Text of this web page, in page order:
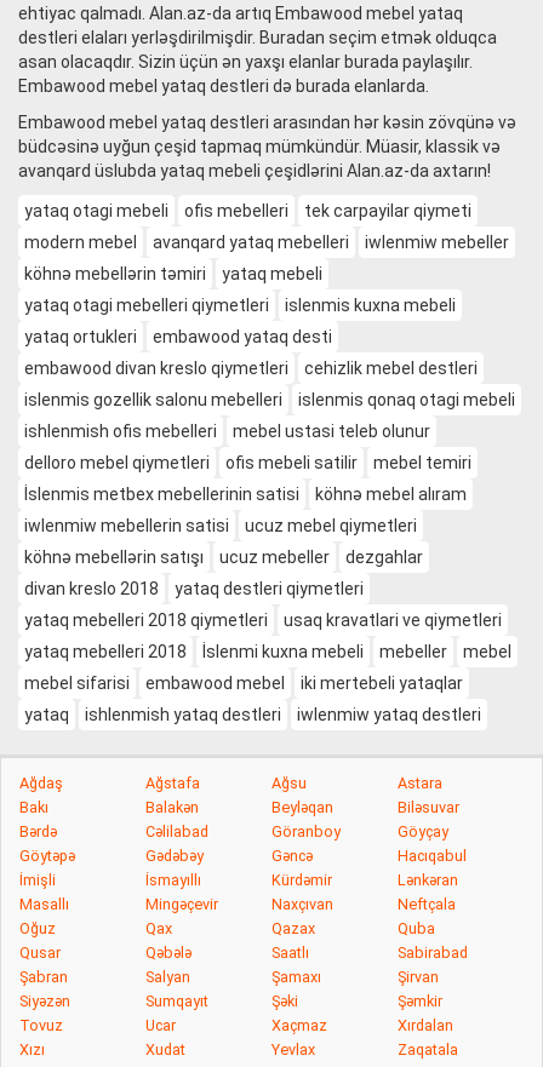
ehtiyac qalmadı. Alan.az-da artıq Embawood mebel yataq
destleri elaları yerləşdirilmişdir. Buradan seçim etmək olduqca
asan olacaqdır. Sizin üçün ən yaxşı elanlar burada paylaşılır.
Embawood mebel yataq destleri də burada elanlarda.
Embawood mebel yataq destleri arasından hər kəsin zövqünə və
büdcəsinə uyğun çeşid tapmaq mümkündür. Müasir, klassik və
avanqard üslubda yataq mebeli çeşidlərini Alan.az-da axtarın!
yataq otagi mebeli ofis mebelleri
tek carpayilar qiymeti
modern mebel
avanqard yataq mebelleri
iwlenmiw mebeller
köhnə mebellərin təmiri
yataq mebeli
yataq otagi mebelleri qiymetleri
islenmis kuxna mebeli
yataq ortukleri
embawood yataq desti
embawood divan kreslo qiymetleri
cehizlik mebel destleri
islenmis gozellik salonu mebelleri
islenmis qonaq otagi mebeli
ishlenmish ofis mebelleri
mebel ustasi teleb olunur
delloro mebel qiymetleri
ofis mebeli satilir
mebel temiri
İslenmis metbex mebellerinin satisi
köhnə mebel alıram
iwlenmiw mebellerin satisi
ucuz mebel qiymetleri
köhnə mebellərin satışı
ucuz mebeller
dezgahlar
divan kreslo 2018
yataq destleri qiymetleri
yataq mebelleri 2018 qiymetleri
usaq kravatlari ve qiymetleri
yataq mebelleri 2018
İslenmi kuxna mebeli mebeller
mebel
mebel sifarisi
embawood mebel
iki mertebeli yataqlar
yataq
ishlenmish yataq destleri iwlenmiw yataq destleri
Ağdaş Ağstafa Ağsu
Astara
Bakı
Balakən Beyləqan
Biləsuvar
Bərdə
Cəlilabad Göranboy
Göyçay
Göytəpə
Gədəbəy Gəncə
Hacıqabul
İmişli
İsmayıllı Kürdəmir
Lənkəran
Masallı
Mingəçevir Naxçıvan
Neftçala
Oğuz
Qax Qazax
Quba
Qusar
Qəbələ Saatlı
Sabirabad
Şabran
Salyan Şamaxı
Şirvan
Siyəzən
Sumqayıt Şəki
Şəmkir
Tovuz
Ucar Xaçmaz
Xırdalan
Xızı
Xudat Yevlax
Zaqatala